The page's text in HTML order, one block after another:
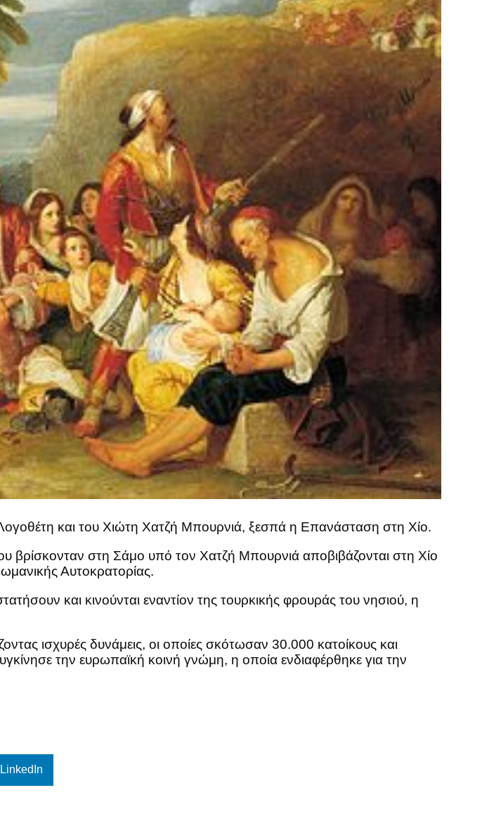
και του Χιώτη Χατζή Μπουρνιά, ξεσπά η Επανάσταση στη Χίο.
βρίσκονταν στη Σάμο υπό τον Χατζή Μπουρνιά αποβιβάζονται στη Χίο
Αυτοκρατορίας.
και κινούνται εναντίον της τουρκικής φρουράς του νησιού, η
ισχυρές δυνάμεις, οι οποίες σκότωσαν 30.000 κατοίκους και
την ευρωπαϊκή κοινή γνώμη, η οποία ενδιαφέρθηκε για την
LinkedIn